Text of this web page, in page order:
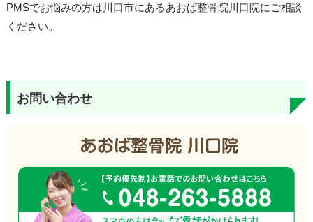
PMSでお悩みの方は川口市にあるあおば整骨院川口院にご相談
ください。
お問い合わせ